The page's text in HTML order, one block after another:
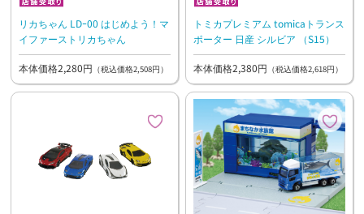
リカちゃん LDｰ00 はじめよう！マ
イファーストリカちゃん
本体価格2,280円 （税込価格2,508円）
トミカプレミアム tomicaトランス
ポーター 日産 シルビア （S15）
本体価格2,380円 （税込価格2,618円）